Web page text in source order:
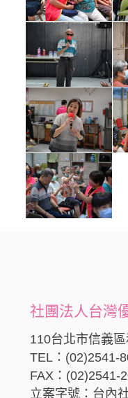
社團法人台灣
110台北市信義
TEL：(02)2541-
FAX：(02)2541-
立案字號：台內